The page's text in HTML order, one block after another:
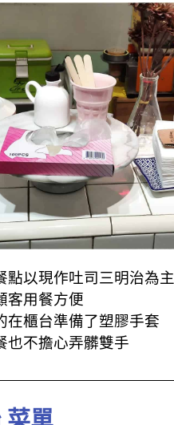
點以現作吐司三明治為主
客用餐方便
在櫃台準備了塑膠手套
也不擔心弄髒雙手